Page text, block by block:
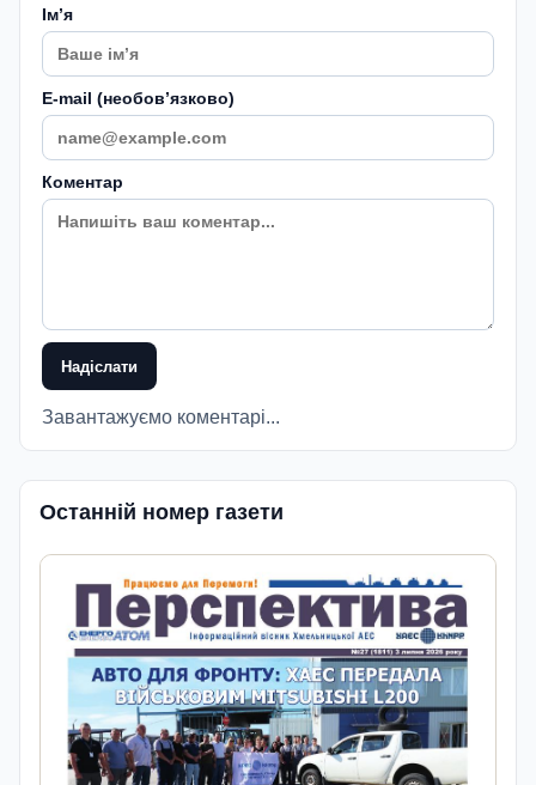
Імʼя
E-mail (необовʼязково)
Коментар
Надіслати
Завантажуємо коментарі...
Останній номер газети